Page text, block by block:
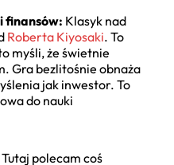
finansów: Klasyk nad
Roberta Kiyosaki. To
myśli, że świetnie
Gra bezlitośnie obnaża
jak inwestor. To
do nauki
Tutaj polecam coś